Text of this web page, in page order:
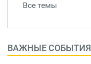
Все темы
ВАЖНЫЕ СОБЫТИЯ